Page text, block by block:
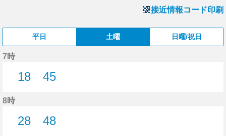
接近情報コード印刷
平日 土曜 日曜/祝日
7時
18
45
8時
28
48